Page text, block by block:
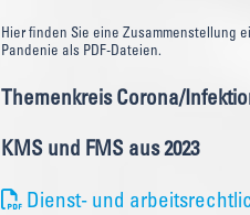
Hier finden Sie eine Zusammenstellung
Pandenie als PDF-Dateien.
Themenkreis Corona/
KMS und FMS aus 2023
Dienst- und